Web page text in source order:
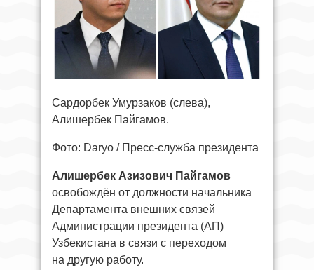
Сардорбек Умурзаков (слева),
Алишербек Пайгамов.
Фото: Daryo / Пресс-служба президента
Алишербек Азизович Пайгамов
освобождён от должности начальника
Департамента внешних связей
Администрации президента (АП)
Узбекистана в связи с переходом
на другую работу.